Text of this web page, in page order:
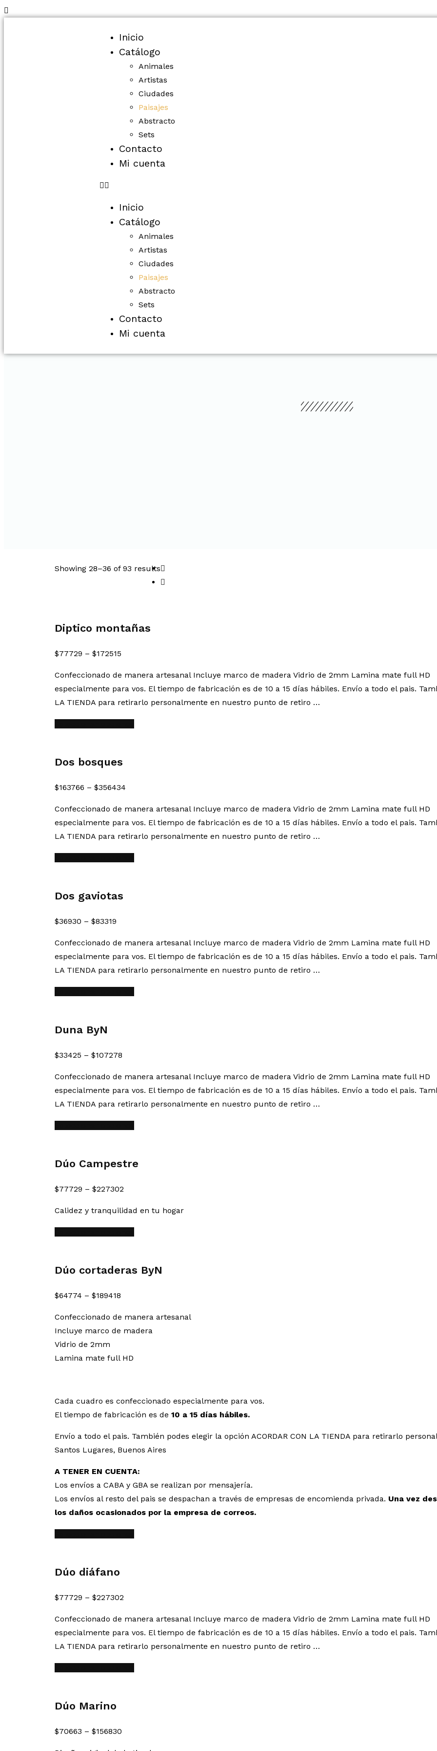
Inicio
Catálogo
Animales
Artistas
Ciudades
Paisajes
Abstracto
Sets
Contacto
Mi cuenta
Inicio
Catálogo
Animales
Artistas
Ciudades
Paisajes
Abstracto
Sets
Contacto
Mi cuenta
Showing 28–36 of 93 results
Diptico montañas
$77729 – $172515
Confeccionado de manera artesanal Incluye marco de madera Vidrio de 2mm Lamina mate full HD
especialmente para vos. El tiempo de fabricación es de 10 a 15 días hábiles. Envío a todo el pais.
LA TIENDA para retirarlo personalmente en nuestro punto de retiro …
Dos bosques
$163766 – $356434
Confeccionado de manera artesanal Incluye marco de madera Vidrio de 2mm Lamina mate full HD
especialmente para vos. El tiempo de fabricación es de 10 a 15 días hábiles. Envío a todo el pais.
LA TIENDA para retirarlo personalmente en nuestro punto de retiro …
Dos gaviotas
$36930 – $83319
Confeccionado de manera artesanal Incluye marco de madera Vidrio de 2mm Lamina mate full HD
especialmente para vos. El tiempo de fabricación es de 10 a 15 días hábiles. Envío a todo el pais.
LA TIENDA para retirarlo personalmente en nuestro punto de retiro …
Duna ByN
$33425 – $107278
Confeccionado de manera artesanal Incluye marco de madera Vidrio de 2mm Lamina mate full HD
especialmente para vos. El tiempo de fabricación es de 10 a 15 días hábiles. Envío a todo el pais.
LA TIENDA para retirarlo personalmente en nuestro punto de retiro …
Dúo Campestre
$77729 – $227302
Calidez y tranquilidad en tu hogar
Dúo cortaderas ByN
$64774 – $189418
Confeccionado de manera artesanal
Incluye marco de madera
Vidrio de 2mm
Lamina mate full HD
Cada cuadro es confeccionado especialmente para vos.
El tiempo de fabricación es de 10 a 15 días hábiles.
Envío a todo el pais. También podes elegir la opción ACORDAR CON LA TIENDA para retirarlo
Santos Lugares, Buenos Aires
A TENER EN CUENTA:
Los envíos a CABA y GBA se realizan por mensajería.
Los envíos al resto del pais se despachan a través de empresas de encomienda privada. Una vez
los daños ocasionados por la empresa de correos.
Dúo diáfano
$77729 – $227302
Confeccionado de manera artesanal Incluye marco de madera Vidrio de 2mm Lamina mate full HD
especialmente para vos. El tiempo de fabricación es de 10 a 15 días hábiles. Envío a todo el pais.
LA TIENDA para retirarlo personalmente en nuestro punto de retiro …
Dúo Marino
$70663 – $156830